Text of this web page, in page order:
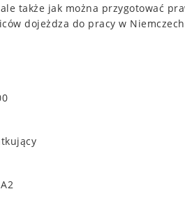
także jak można przygotować
dojeżdza do pracy w
A2